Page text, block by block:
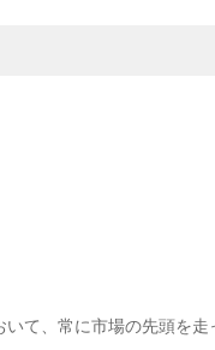
て、常に市場の先頭を